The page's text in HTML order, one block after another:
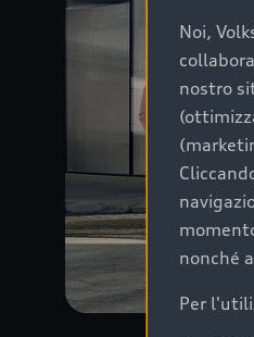
Noi,
nostro
nonché
Per